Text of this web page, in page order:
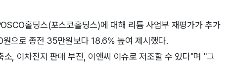
홀딩스(포스코홀딩스)에 대해 리튬 사업부 재평가가 추가
으로 종전 35만원보다 18.6% 높여 제시했다.
, 이차전지 판매 부진, 이앤씨 이슈로 저조할 수 있다"며 "그